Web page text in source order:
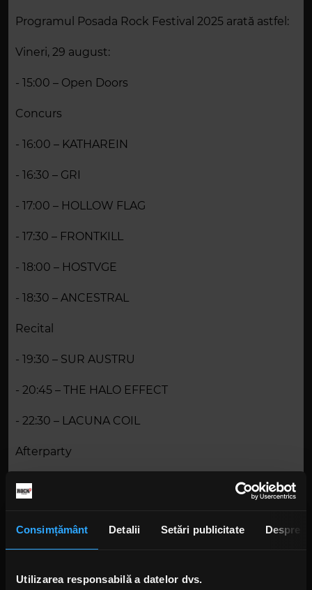
Consimțământ Detalii Setări publicitate Despre
Utilizarea responsabilă a datelor dvs.
Programul Posada Rock Festival 2025 arată astfel:
Vineri, 29 august:
- 15:00 – Open Doors
Concurs
- 16:00 – KATHAREIN
- 16:30 – GRI
- 17:00 – HOLLOW FLAG
- 17:30 – FRONTKILL
- 18:00 – HOSTVGE
- 18:30 – ANCESTRAL
Recital
- 19:30 – SUR AUSTRU
- 20:45 – THE HALO EFFECT
- 22:30 – LACUNA COIL
Afterparty
Sâmbătă, 30 august:
- 15:30 – REDUX